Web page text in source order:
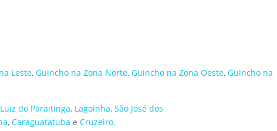
Leste, Guincho na Zona Norte, Guincho na Zona Oeste, Guincho na
do Paraitinga, Lagoinha, São José dos
, Caraguatatuba e Cruzeiro.